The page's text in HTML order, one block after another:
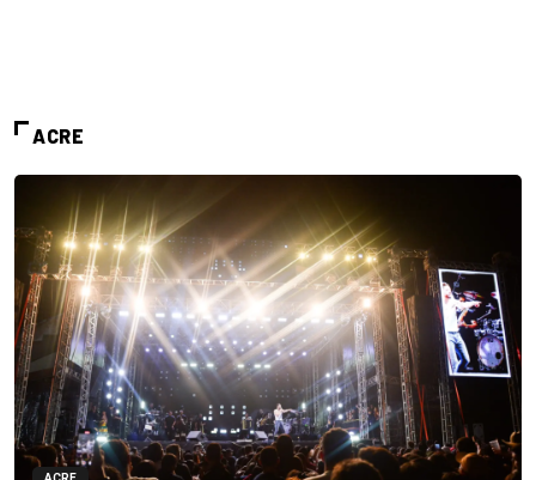
ACRE